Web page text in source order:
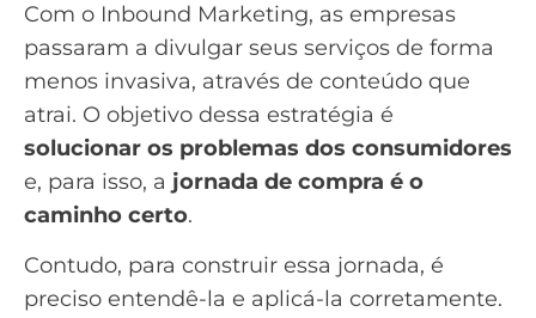
Com o Inbound Marketing, as empresas
passaram a divulgar seus serviços de forma
menos invasiva, através de conteúdo que
atrai. O objetivo dessa estratégia é
solucionar os problemas dos consumidores
e, para isso, a jornada de compra é o
caminho certo.
Contudo, para construir essa jornada, é
preciso entendê-la e aplicá-la corretamente.